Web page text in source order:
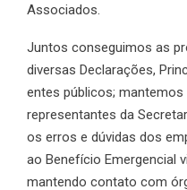
Associados.
Juntos conseguimos as
diversas Declarações,
entes públicos;
representantes da
os erros e dúvidas dos
ao Benefício Emergencial
mantendo contato com